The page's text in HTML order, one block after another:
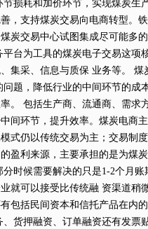
损耗和加价环节，实现煤炭生
，支持煤炭交易向电商转型。
炭交易中心试图集成尽可能多
台为工具的煤炭电子交易这项
集采、信息与质保 业务等。
题，降低行业的中间环节的成
。 包括生产商、流通商、需求
间环节，提升效率。煤炭电商
式仍以传统交易为主；交易制
盈利来源，主要承担的是为煤
时候需要解决的只是1-2个月
就可以接受比传统融 资渠道稍
包括民间资本和信托产品在内
货押融资、订单融资还有发票